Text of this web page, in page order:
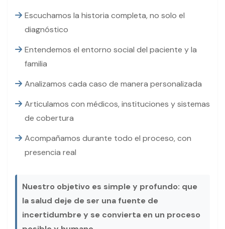
Escuchamos la historia completa, no solo el
diagnóstico
Entendemos el entorno social del paciente y la
familia
Analizamos cada caso de manera personalizada
Articulamos con médicos, instituciones y sistemas
de cobertura
Acompañamos durante todo el proceso, con
presencia real
Nuestro objetivo es simple y profundo: que
la salud deje de ser una fuente de
incertidumbre y se convierta en un proceso